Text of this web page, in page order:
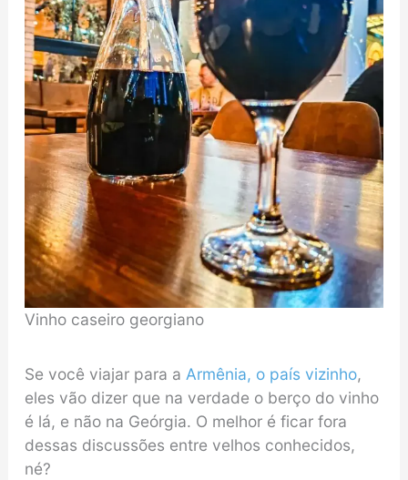
Vinho caseiro georgiano
Se você viajar para a Armênia, o país vizinho,
eles vão dizer que na verdade o berço do vinho
é lá, e não na Geórgia. O melhor é ficar fora
dessas discussões entre velhos conhecidos,
né?